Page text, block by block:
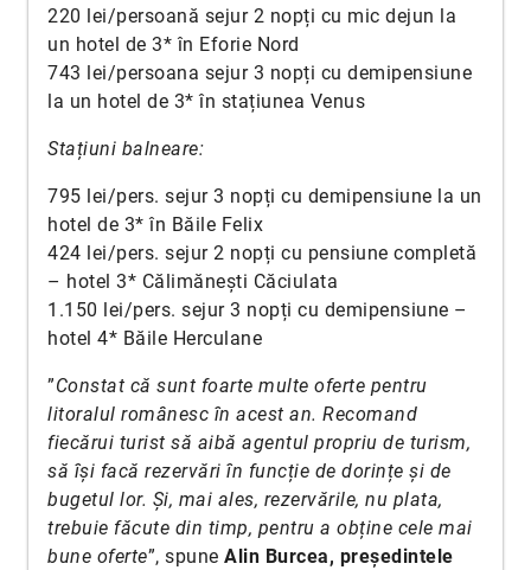
220 lei/persoană sejur 2 nopți cu mic dejun la
un hotel de 3* în Eforie Nord
743 lei/persoana sejur 3 nopți cu demipensiune
la un hotel de 3* în stațiunea Venus
Stațiuni balneare:
795 lei/pers. sejur 3 nopți cu demipensiune la un
hotel de 3* în Băile Felix
424 lei/pers. sejur 2 nopți cu pensiune completă
– hotel 3* Călimănești Căciulata
1.150 lei/pers. sejur 3 nopți cu demipensiune –
hotel 4* Băile Herculane
”Constat că sunt foarte multe oferte pentru
litoralul românesc în acest an. Recomand
fiecărui turist să aibă agentul propriu de turism,
să își facă rezervări în funcție de dorințe și de
bugetul lor. Și, mai ales, rezervările, nu plata,
trebuie făcute din timp, pentru a obține cele mai
bune oferte”, spune Alin Burcea, președintele